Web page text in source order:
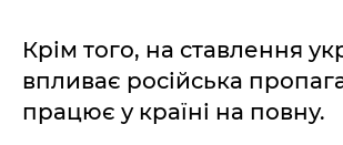
Крім того, на ставлення
впливає російська
працює у країні на повну.